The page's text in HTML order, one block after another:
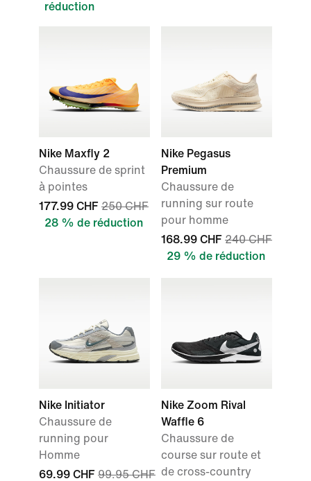
réduction
Nike Maxfly 2
Chaussure de sprint
à pointes
177.99 CHF 250 CHF
28 % de réduction
Nike Pegasus
Premium
Chaussure de
running sur route
pour homme
168.99 CHF 240 CHF
29 % de réduction
Nike Initiator
Chaussure de
running pour
Homme
69.99 CHF 99.95 CHF
Nike Zoom Rival
Waffle 6
Chaussure de
course sur route et
de cross-country